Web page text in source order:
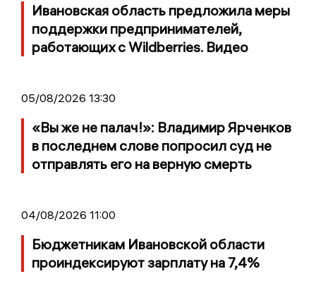
Ивановская область предложила меры
поддержки предпринимателей,
работающих с Wildberries. Видео
05/08/2026 13:30
«Вы же не палач!»: Владимир Ярченков
в последнем слове попросил суд не
отправлять его на верную смерть
04/08/2026 11:00
Бюджетникам Ивановской области
проиндексируют зарплату на 7,4%